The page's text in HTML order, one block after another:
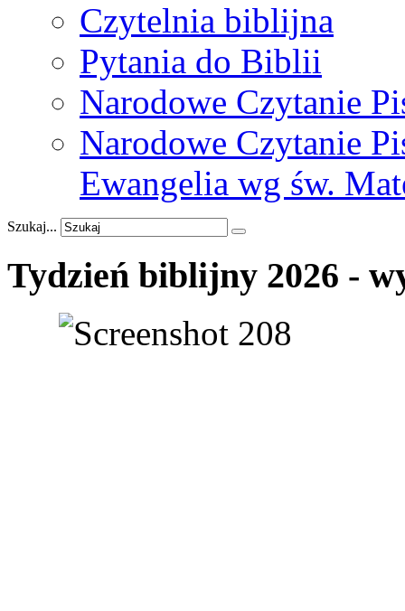
Czytelnia biblijna
Pytania do Biblii
Narodowe Czytanie
Narodowe Czytanie
Ewangelia wg św.
Szukaj...
Tydzień biblijny 2026 -